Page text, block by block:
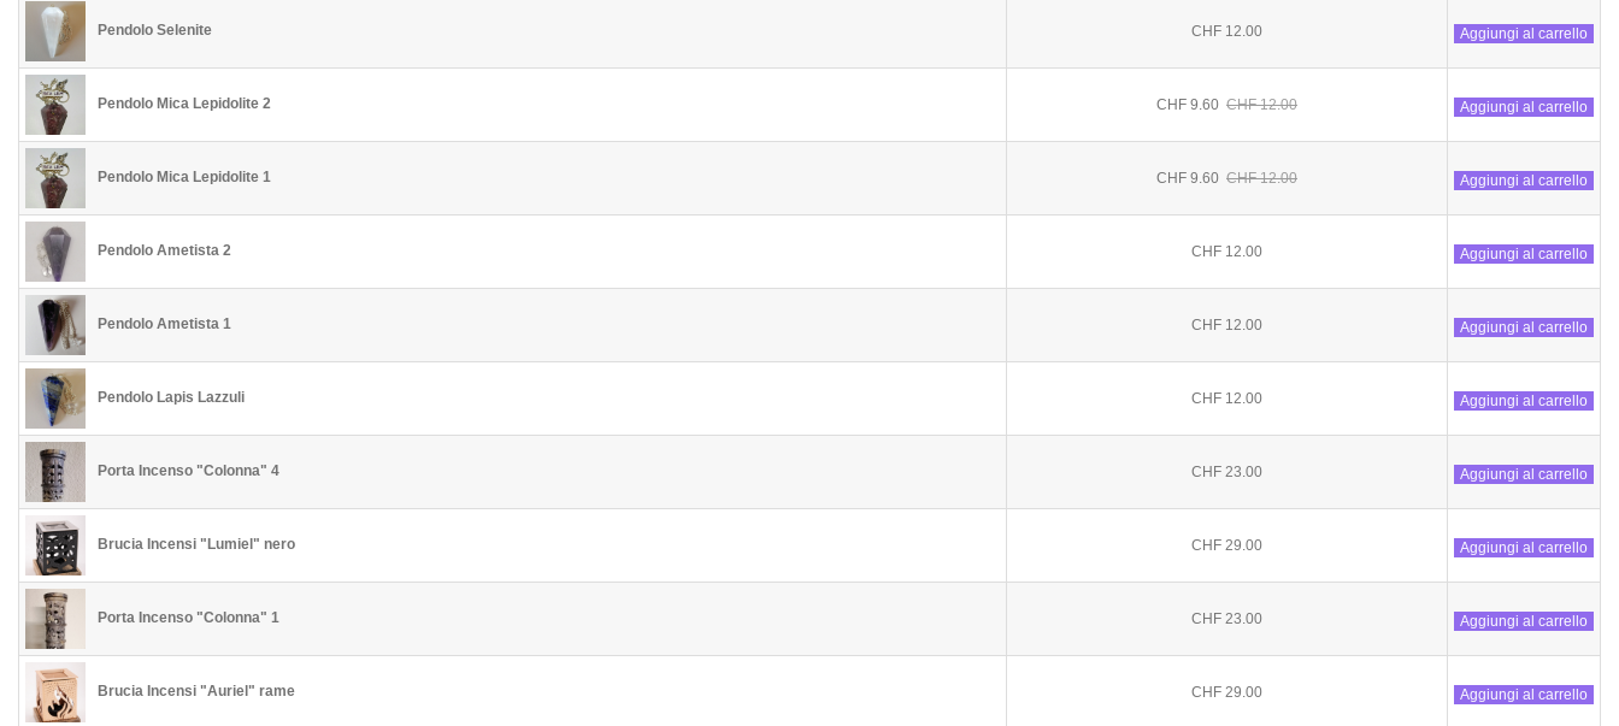
Pendolo Selenite CHF 12.00 Aggiungi al carrello
Pendolo Mica Lepidolite 2 CHF 9.60 CHF 12.00 Aggiungi al carrello
Pendolo Mica Lepidolite 1 CHF 9.60 CHF 12.00 Aggiungi al carrello
Pendolo Ametista 2 CHF 12.00 Aggiungi al carrello
Pendolo Ametista 1 CHF 12.00 Aggiungi al carrello
Pendolo Lapis Lazzuli CHF 12.00 Aggiungi al carrello
Porta Incenso "Colonna" 4 CHF 23.00 Aggiungi al carrello
Brucia Incensi "Lumiel" nero CHF 29.00 Aggiungi al carrello
Porta Incenso "Colonna" 1 CHF 23.00 Aggiungi al carrello
Brucia Incensi "Auriel" rame CHF 29.00 Aggiungi al carrello